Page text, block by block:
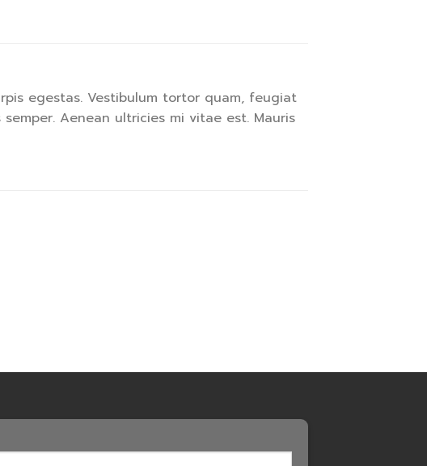
egestas. Vestibulum tortor quam, feugiat
Aenean ultricies mi vitae est. Mauris